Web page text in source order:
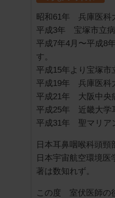
昭和61年 兵庫医科
平成3年 宝塚市立病
平成7年4月〜平成8
す。
平成15年より宝塚市
平成19年 兵庫医科
平成21年 大阪中央
平成25年 近畿大学
平成31年 聖マリア
日本耳鼻咽喉科頭
日本宇宙航空環境
著は数知れず。
この度 室伏医師の